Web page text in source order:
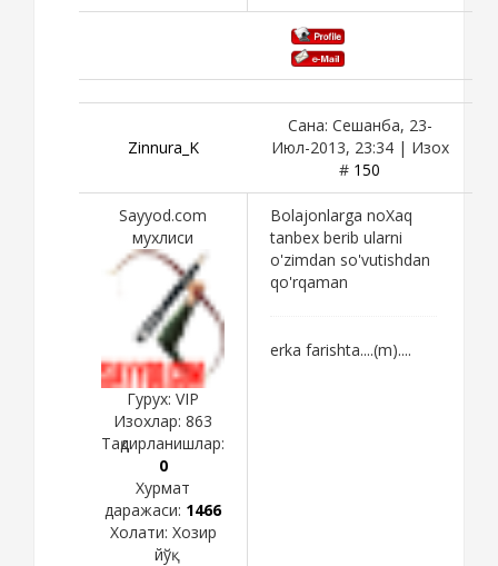
Zinnura_K
Сана: Сешанба, 23-
Июл-2013, 23:34 | Изох
# 150
Sayyod.com
мухлиси
Гурух: VIP
Изохлар: 863
Тақдирланишлар:
0
Хурмат
даражаси: 1466
Холати: Хозир
йўқ
Bolajonlarga noXaq
tanbex berib ularni
o'zimdan so'vutishdan
qo'rqaman
erka farishta....(m)....